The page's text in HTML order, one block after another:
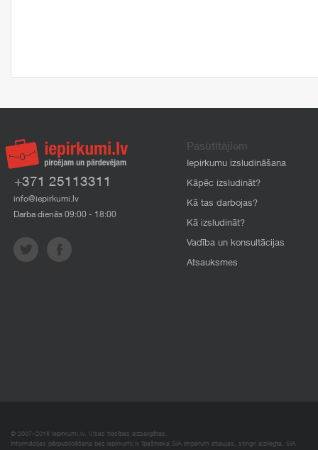
+371 25113311
info@iepirkumi.lv
Darba dienās 09:00 - 18:00
Pasūtītājiem
Iepirkumu izsludināšana
Kāpēc izsludināt?
Kā tas darbojas?
Kā izsludināt?
Vadība un konsultācijas
Atsauksmes
© 2007–2018 Iepirkumi.lv. Visas tiesības aizsargātas.
Informācijas pārpublicēšana bez iepirkumi.lv īpašnieka SIA Imperum atļaujas, stingri aizliegta. SIA